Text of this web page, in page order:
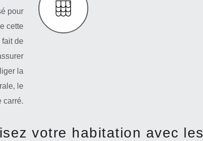
pour
cette
fait de
la
le
carré.
votre habitation avec les